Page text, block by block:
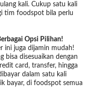
kali. Cukup satu kali
tim foodspot bila perlu
Opsi Pilihan!
ini juga dijamin mudah!
bisa disesuaikan dengan
card, transfer, hingga
dalam satu kali
bayar, di foodspot semua